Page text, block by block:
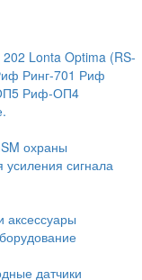
202 Lonta Optima (RS-
Ринг-701 Риф
Риф-ОП4
охраны
сигнала
аксессуары
датчики